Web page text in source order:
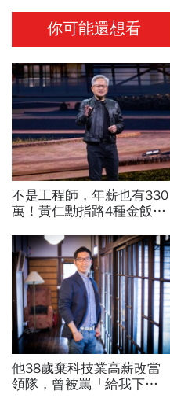
你可能還想看
不是工程師，年薪也有330
萬！黃仁勳指路4種金飯
過優渥生活…AI時代搶手職
業曝光
他38歲棄科技業高薪改當
領隊，曾被罵「給我下